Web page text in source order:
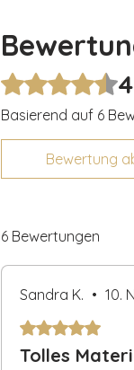
Der Download
Kärtchen, die für
einzelnen Seiten und
wir, die Seiten und
Zahlenverständnis.
der Zahlen!
Mit 4,7 von 5 Sternen
Basierend auf 6
Bewertung
6 Bewertungen
Sandra K. • 10.
Mit 5 von 5
Tolles